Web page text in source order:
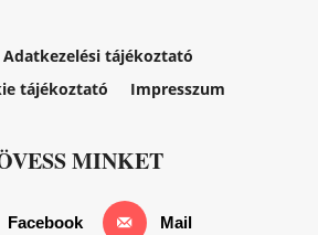
Adatkezelési tájékoztató
tájékoztató
Impresszum
MINKET
Facebook Mail